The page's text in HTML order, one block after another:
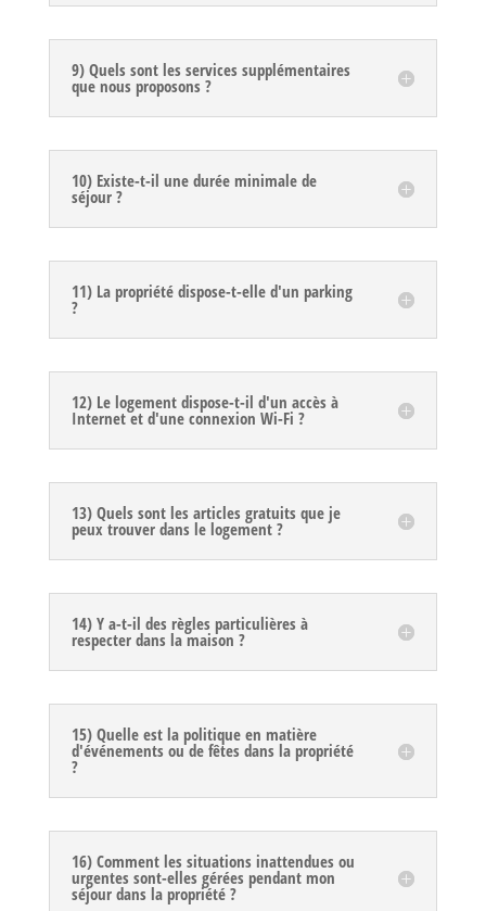
9) Quels sont les services supplémentaires
que nous proposons ?
10) Existe-t-il une durée minimale de
séjour ?
11) La propriété dispose-t-elle d'un parking
?
12) Le logement dispose-t-il d'un accès à
Internet et d'une connexion Wi-Fi ?
13) Quels sont les articles gratuits que je
peux trouver dans le logement ?
14) Y a-t-il des règles particulières à
respecter dans la maison ?
15) Quelle est la politique en matière
d'événements ou de fêtes dans la propriété
?
16) Comment les situations inattendues ou
urgentes sont-elles gérées pendant mon
séjour dans la propriété ?